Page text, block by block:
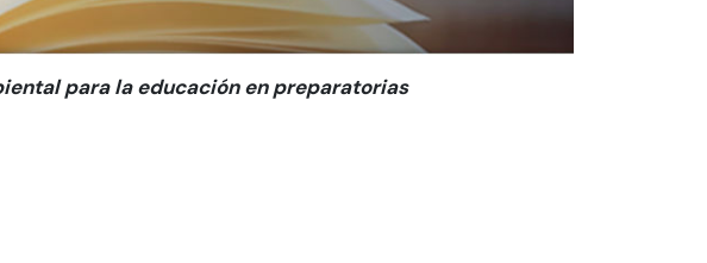
para la educación en preparatorias